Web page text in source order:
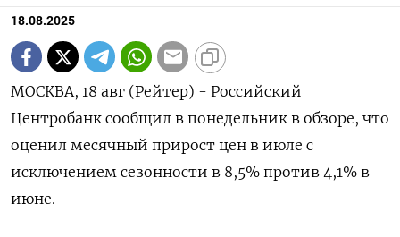
18.08.2025
МОСКВА, 18 авг (Рейтер) - Российский
Центробанк сообщил в понедельник в обзоре, что
оценил месячный прирост цен в июле с
исключением сезонности в 8,5% против 4,1% в
июне.